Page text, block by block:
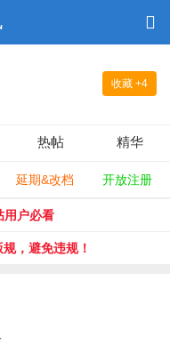
收藏 +4
热帖 精华
延期&改档 开放注册
用户必看
，避免违规！